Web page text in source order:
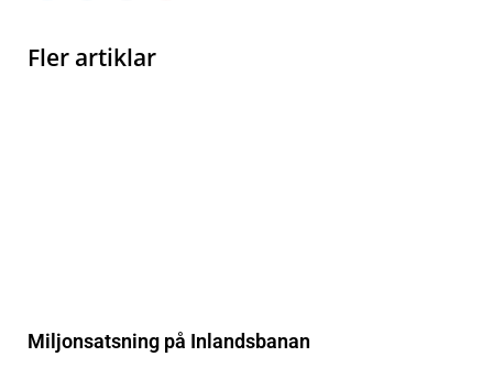
Fler artiklar
Miljonsatsning på Inlandsbanan